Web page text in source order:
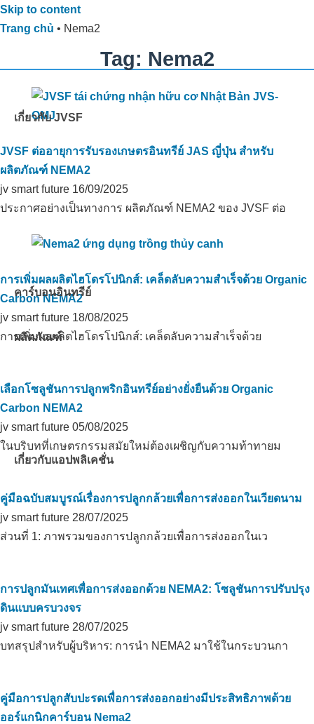
Skip to content
เกี่ยวกับ JVSF
คาร์บอนอินทรีย์
ผลิตภัณฑ์
เกี่ยวกับแอปพลิเคชั่น
Trang chủ • Nema2
Tag: Nema2
JVSF ต่ออายุการรับรองเกษตรอินทรีย์ JAS ญี่ปุ่น สำหรับ
ผลิตภัณฑ์ NEMA2
jv smart future 16/09/2025
ประกาศอย่างเป็นทางการ ผลิตภัณฑ์ NEMA2 ของ JVSF ต่อ
การเพิ่มผลผลิตไฮโดรโปนิกส์: เคล็ดลับความสำเร็จด้วย Organic
Carbon NEMA2
jv smart future 18/08/2025
การเพิ่มผลผลิตไฮโดรโปนิกส์: เคล็ดลับความสำเร็จด้วย
เลือกโซลูชันการปลูกพริกอินทรีย์อย่างยั่งยืนด้วย Organic
Carbon NEMA2
jv smart future 05/08/2025
ในบริบทที่เกษตรกรรมสมัยใหม่ต้องเผชิญกับความท้าทายม
คู่มือฉบับสมบูรณ์เรื่องการปลูกกล้วยเพื่อการส่งออกในเวียดนาม
jv smart future 28/07/2025
ส่วนที่ 1: ภาพรวมของการปลูกกล้วยเพื่อการส่งออกในเว
การปลูกมันเทศเพื่อการส่งออกด้วย NEMA2: โซลูชันการปรับปรุง
ดินแบบครบวงจร
jv smart future 28/07/2025
บทสรุปสำหรับผู้บริหาร: การนำ NEMA2 มาใช้ในกระบวนกา
คู่มือการปลูกสับปะรดเพื่อการส่งออกอย่างมีประสิทธิภาพด้วย
ออร์แกนิกคาร์บอน Nema2